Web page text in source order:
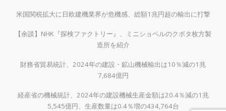
米国関税拡大に日欧建機業界が危機感、総額1兆円超の輸出に打撃
【余談】NHK『探検ファクトリー』、ミニショベルのクボタ枚方製
造所を紹介
財務省貿易統計、2024年の建設・鉱山機械輸出は10％減の1兆
7,684億円
経産省の機械統計、2024年の建設機械生産金額は20.4％減の1兆
5,545億円、生産数量は0.4％増の434,764台